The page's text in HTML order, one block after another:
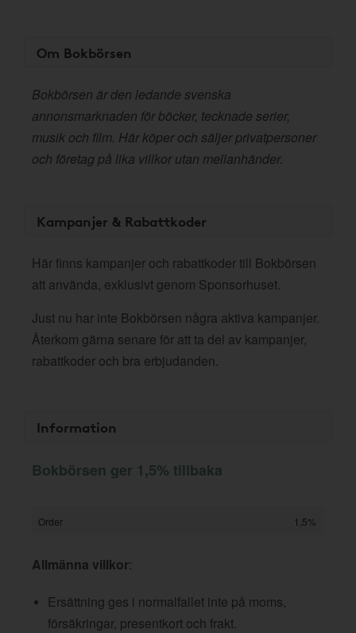
Om Bokbörsen
Bokbörsen är den ledande svenska
annonsmarknaden för böcker, tecknade serier,
musik och film. Här köper och säljer privatpersoner
och företag på lika villkor utan mellanhänder.
Kampanjer & Rabattkoder
Här finns kampanjer och rabattkoder till Bokbörsen
att använda, exklusivt genom Sponsorhuset.
Just nu har inte Bokbörsen några aktiva kampanjer.
Återkom gärna senare för att ta del av kampanjer,
rabattkoder och bra erbjudanden.
Information
Bokbörsen ger 1,5% tillbaka
Order 1,5%
Allmänna villkor:
Ersättning ges i normalfallet inte på moms,
försäkringar, presentkort och frakt.